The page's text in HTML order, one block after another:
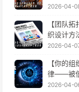
2026-04-
【团队
织设计方
2026-04-
【你的
律——被
程变革——
2026-04-